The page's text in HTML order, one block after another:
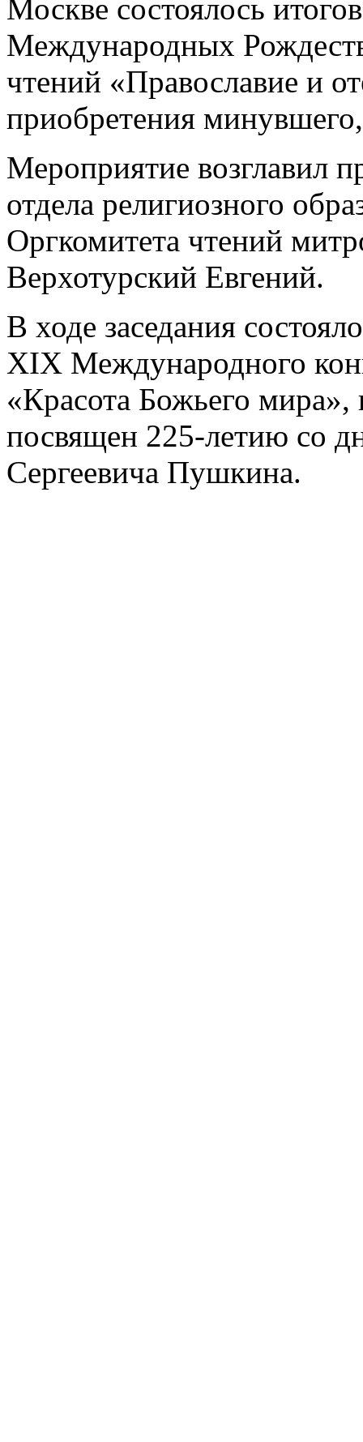
Москве состоялось
Международных
чтений «Православие и
приобретения
Мероприятие возглавил
отдела религиозного
Оргкомитета чтений
Верхотурский Евгений.
В ходе заседания
XIX Международного
«Красота Божьего
посвящен 225-летию со
Сергеевича Пушкина.